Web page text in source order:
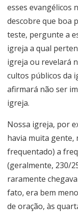
esses evangélicos
descobre que boa
teste, pergunte a
igreja a qual
igreja ou revelará
cultos públicos da
afirmará não ser
igreja.
Nossa igreja, por
havia muita gente,
frequentado) a
(geralmente, 230/
raramente
fato, era bem
de oração, às